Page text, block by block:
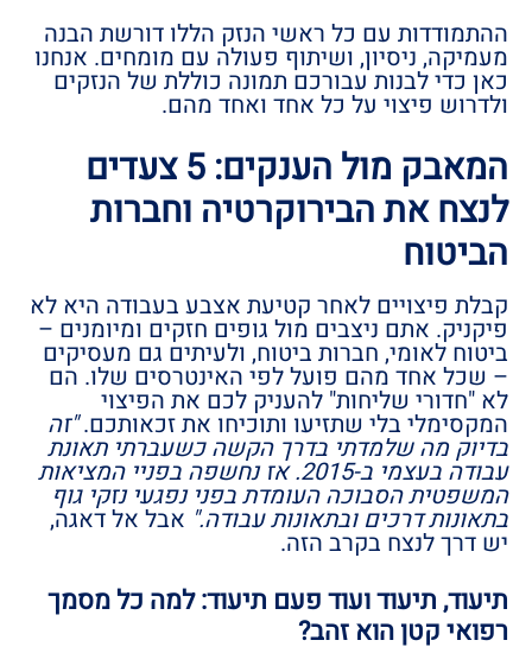
ההתמודדות עם כל ראשי הנזק הללו דורשת הבנה
מעמיקה, ניסיון, ושיתוף פעולה עם מומחים. אנחנו
כאן כדי לבנות עבורכם תמונה כוללת של הנזקים
ולדרוש פיצוי על כל אחד ואחד מהם.
המאבק מול הענקים: 5 צעדים
לנצח את הבירוקרטיה וחברות
הביטוח
קבלת פיצויים לאחר קטיעת אצבע בעבודה היא לא
פיקניק. אתם ניצבים מול גופים חזקים ומיומנים –
ביטוח לאומי, חברות ביטוח, ולעיתים גם מעסיקים
– שכל אחד מהם פועל לפי האינטרסים שלו. הם
לא "חדורי שליחות" להעניק לכם את הפיצוי
המקסימלי בלי שתזיעו ותוכיחו את זכאותכם."זה
בדיוק מה שלמדתי בדרך הקשה כשעברתי תאונת
עבודה בעצמי ב-2015. אז נחשפה בפניי המציאות
המשפטית הסבוכה העומדת בפני נפגעי נזקי גוף
בתאונות דרכים ובתאונות עבודה." אבל אל דאגה,
יש דרך לנצח בקרב הזה.
תיעוד, תיעוד ועוד פעם תיעוד: למה כל מסמך
רפואי קטן הוא זהב?